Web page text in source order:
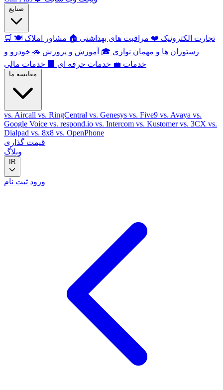
صنایع
🛒 تجارت الکترونیک ❤️ مراقبت های بهداشتی 🏠 مشاور املاک 🍽️
رستوران ها و مهمان نوازی 🎓 آموزش و پرورش 🚗 خودرو و
خدمات 💼 خدمات حرفه ای 🏢 خدمات مالی
مقایسه ما
vs. Aircall vs. RingCentral vs. Genesys vs. Five9 vs. Avaya vs.
Google Voice vs. respond.io vs. Intercom vs. Kustomervs. 3CX vs.
Dialpad vs. 8x8 vs. OpenPhone
قیمت گذاری
وبلاگ
IR
ورود ثبت نام